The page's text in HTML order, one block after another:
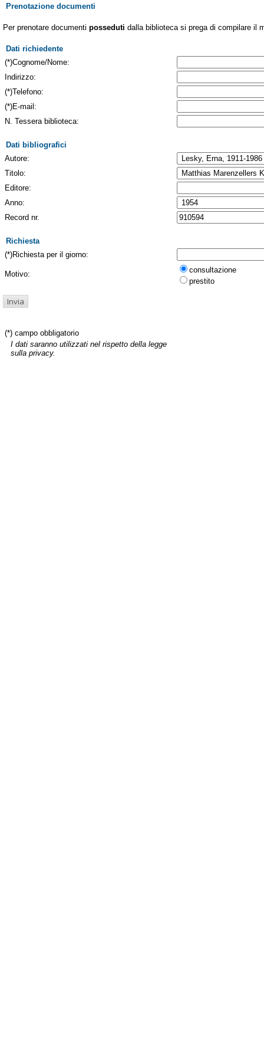
Prenotazione documenti
Per prenotare documenti posseduti dalla biblioteca si prega di compilare il
Dati richiedente
(*)Cognome/Nome:
Indirizzo:
(*)Telefono:
(*)E-mail:
N. Tessera biblioteca:
Dati bibliografici
Autore:
Titolo:
Editore:
Anno:
Record nr.
Richiesta
(*)Richiesta per il giorno:
Motivo:
consultazione
prestito
(*) campo obbligatorio
I dati saranno utilizzati nel rispetto della legge
sulla privacy.